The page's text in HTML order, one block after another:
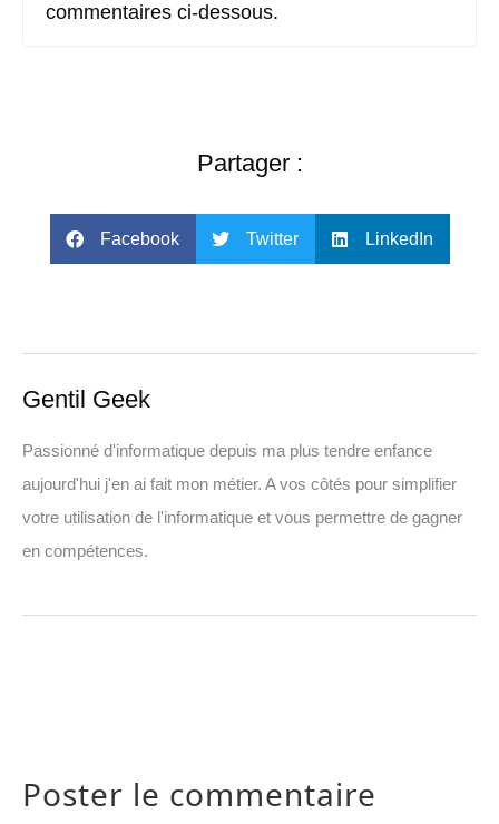
commentaires ci-dessous.
Partager :
Facebook Twitter LinkedIn
Gentil Geek
Passionné d'informatique depuis ma plus tendre enfance
aujourd'hui j'en ai fait mon métier. A vos côtés pour simplifier
votre utilisation de l'informatique et vous permettre de gagner
en compétences.
Poster le commentaire